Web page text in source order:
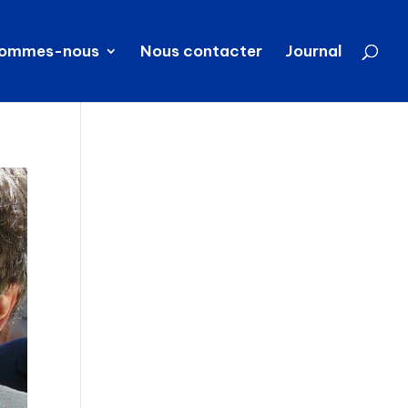
nous Nous contacter Journal